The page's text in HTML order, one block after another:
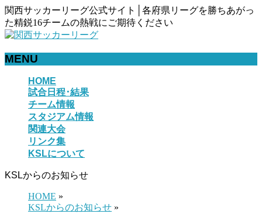
関西サッカーリーグ公式サイト│各府県リーグを勝ちあがっ
た精鋭16チームの熱戦にご期待ください
MENU
HOME
試合日程･結果
チーム情報
スタジアム情報
関連大会
リンク集
KSLについて
KSLからのお知らせ
HOME »
KSLからのお知らせ »